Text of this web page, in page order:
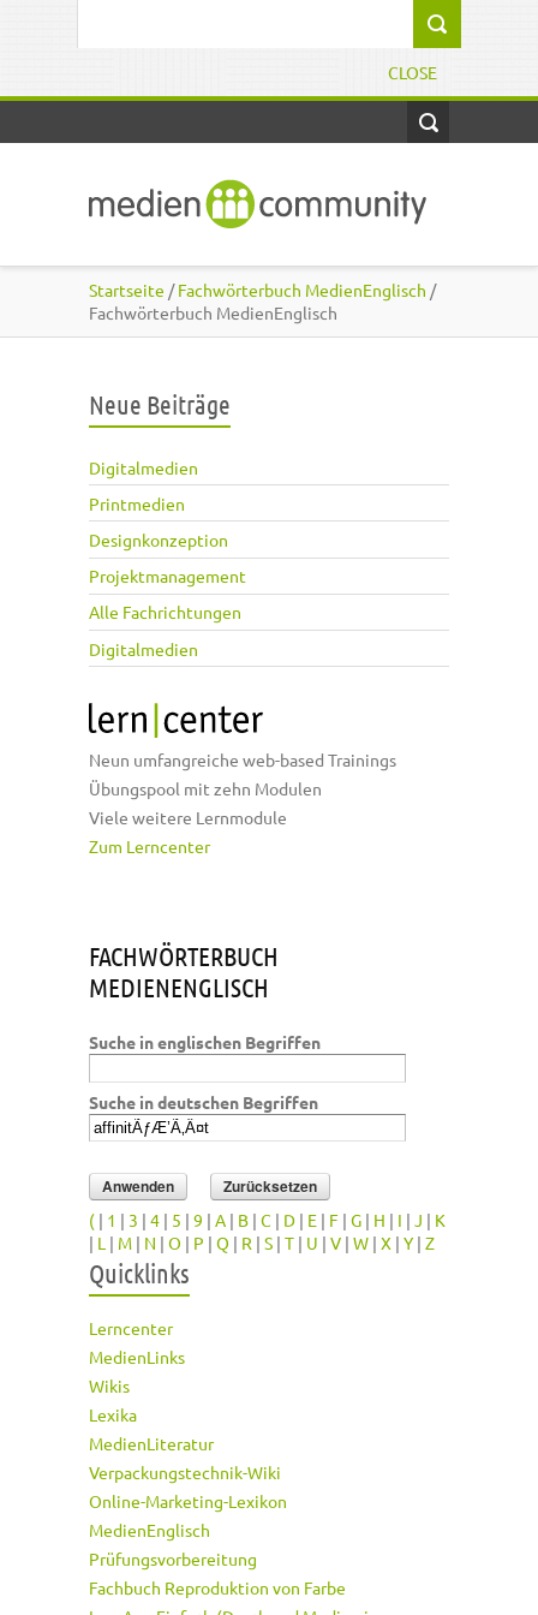
CLOSE
Startseite /Fachwörterbuch MedienEnglisch /
Fachwörterbuch MedienEnglisch
Neue Beiträge
Digitalmedien
Printmedien
Designkonzeption
Projektmanagement
Alle Fachrichtungen
Digitalmedien
Neun umfangreiche web-based Trainings
Übungspool mit zehn Modulen
Viele weitere Lernmodule
Zum Lerncenter
FACHWÖRTERBUCH
MEDIENENGLISCH
Suche in englischen Begriffen
Suche in deutschen Begriffen
( | 1 | 3 | 4 | 5 | 9 | A | B | C | D | E | F | G | H | I | J | K
| L | M | N | O | P | Q | R | S | T | U | V | W | X | Y | Z
Quicklinks
Lerncenter
MedienLinks
Wikis
Lexika
MedienLiteratur
Verpackungstechnik-Wiki
Online-Marketing-Lexikon
MedienEnglisch
Prüfungsvorbereitung
Fachbuch Reproduktion von Farbe